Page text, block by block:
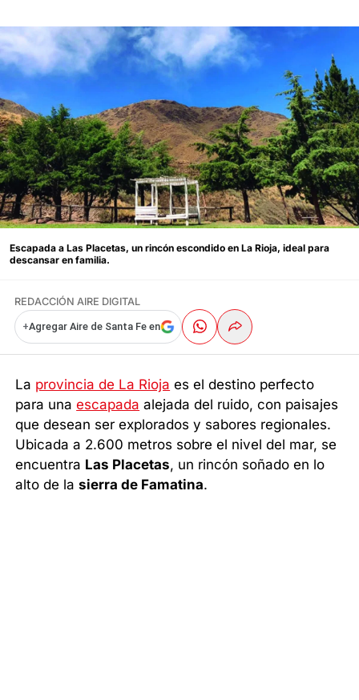
Escapada a Las Placetas, un rincón escondido en La Rioja, ideal para
descansar en familia.
REDACCIÓN AIRE DIGITAL
+Agregar Aire de Santa Fe en
La provincia de La Rioja es el destino perfecto
para unaescapada alejada del ruido, con paisajes
que desean ser explorados y sabores regionales.
Ubicada a 2.600 metros sobre el nivel del mar, se
encuentra Las Placetas, un rincón soñado en lo
alto de lasierra de Famatina.